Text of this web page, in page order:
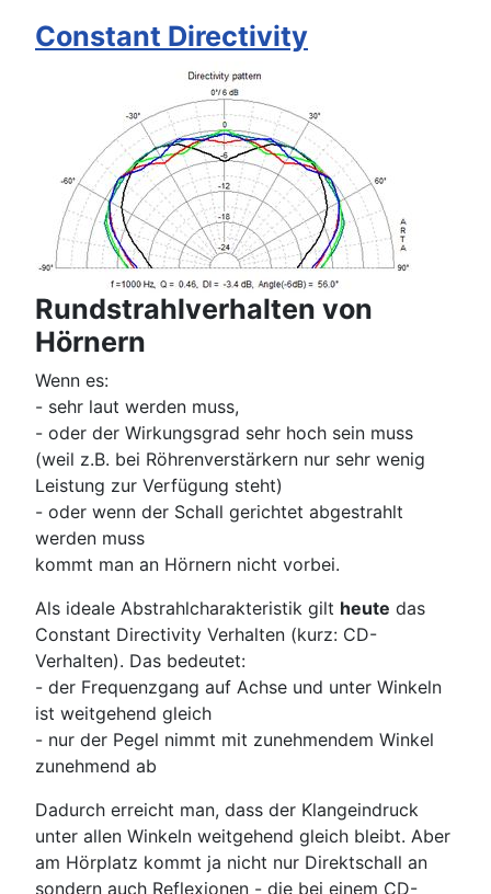
Constant Directivity
Rundstrahlverhalten von
Hörnern
Wenn es:
- sehr laut werden muss,
- oder der Wirkungsgrad sehr hoch sein muss
(weil z.B. bei Röhrenverstärkern nur sehr wenig
Leistung zur Verfügung steht)
- oder wenn der Schall gerichtet abgestrahlt
werden muss
kommt man an Hörnern nicht vorbei.
Als ideale Abstrahlcharakteristik gilt heute das
Constant Directivity Verhalten (kurz: CD-
Verhalten). Das bedeutet:
- der Frequenzgang auf Achse und unter Winkeln
ist weitgehend gleich
- nur der Pegel nimmt mit zunehmendem Winkel
zunehmend ab
Dadurch erreicht man, dass der Klangeindruck
unter allen Winkeln weitgehend gleich bleibt. Aber
am Hörplatz kommt ja nicht nur Direktschall an
sondern auch Reflexionen - die bei einem CD-